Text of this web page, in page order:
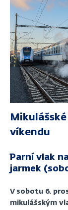
víkendu
Parní vlak
jarmek
V sobotu 6.
mikulášským